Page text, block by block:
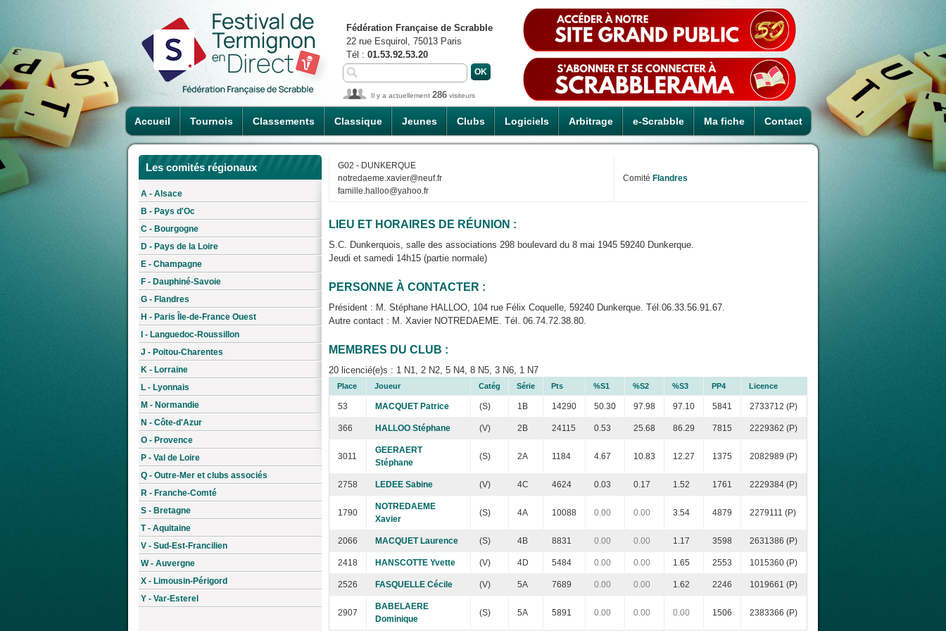
Accueil Tournois Classements Classique Jeunes Clubs Logiciels Arbitrage e-Scrabble Ma fiche Contact
Fédération Française de Scrabble
22 rue Esquirol, 75013 Paris
Tél : 01.53.92.53.20
Il y a actuellement 286 visiteurs
Les comités régionaux
A - Alsace
B - Pays d'Oc
C - Bourgogne
D - Pays de la Loire
E - Champagne
F - Dauphiné-Savoie
G - Flandres
H - Paris Île-de-France Ouest
I - Languedoc-Roussillon
J - Poitou-Charentes
K - Lorraine
L - Lyonnais
M - Normandie
N - Côte-d'Azur
O - Provence
P - Val de Loire
Q - Outre-Mer et clubs associés
R - Franche-Comté
S - Bretagne
T - Aquitaine
V - Sud-Est-Francilien
W - Auvergne
X - Limousin-Périgord
Y - Var-Esterel
G02 - DUNKERQUE
notredaeme.xavier@neuf.fr
famille.halloo@yahoo.fr
Comité Flandres
LIEU ET HORAIRES DE RÉUNION :
S.C. Dunkerquois, salle des associations 298 boulevard du 8 mai 1945 59240 Dunkerque.
Jeudi et samedi 14h15 (partie normale)
PERSONNE À CONTACTER :
Président : M. Stéphane HALLOO, 104 rue Félix Coquelle, 59240 Dunkerque. Tél.06.33.56.91.67.
Autre contact : M. Xavier NOTREDAEME. Tél. 06.74.72.38.80.
MEMBRES DU CLUB :
20 licencié(e)s : 1 N1, 2 N2, 5 N4, 8 N5, 3 N6, 1 N7
Place Joueur Catég Série Pts %S1 %S2 %S3 PP4 Licence
53 MACQUET Patrice (S) 1B 14290 50.30 97.98 97.10 5841 2733712 (P)
366 HALLOO Stéphane (V) 2B 24115 0.53 25.68 86.29 7815 2229362 (P)
3011
GEERAERT
Stéphane
(S) 2A 1184 4.67 10.83 12.27 1375 2082989 (P)
2758 LEDEE Sabine (V) 4C 4624 0.03 0.17 1.52 1761 2229384 (P)
1790
NOTREDAEME
Xavier
(S) 4A 10088 0.00 0.00 3.54 4879 2279111 (P)
2066 MACQUET Laurence (S) 4B 8831 0.00 0.00 1.17 3598 2631386 (P)
2418 HANSCOTTE Yvette (V) 4D 5484 0.00 0.00 1.65 2553 1015360 (P)
2526 FASQUELLE Cécile (V) 5A 7689 0.00 0.00 1.62 2246 1019661 (P)
2907
BABELAERE
Dominique
(S) 5A 5891 0.00 0.00 0.00 1506 2383366 (P)